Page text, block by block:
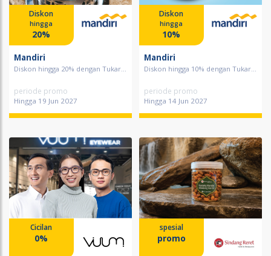
Diskon
hingga
20%
Mandiri
Diskon hingga 20% dengan Tukar...
periode promo
Hingga 19 Jun 2027
Diskon
hingga
10%
Mandiri
Diskon hingga 10% dengan Tukar...
periode promo
Hingga 14 Jun 2027
Cicilan
0%
spesial
promo